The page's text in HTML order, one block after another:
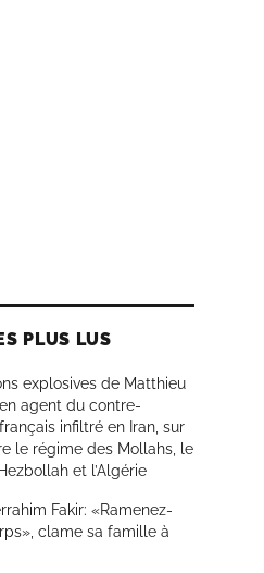
PLUS LUS
explosives de Matthieu
agent du contre-
infiltré en Iran, sur
le régime des Mollahs, le
et l’Algérie
Fakir: «Ramenez-
clame sa famille à